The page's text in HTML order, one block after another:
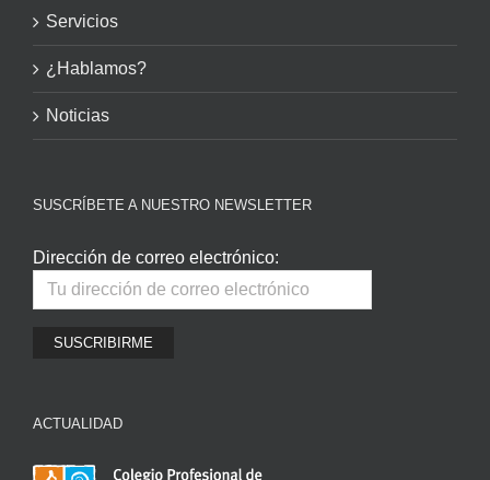
Servicios
¿Hablamos?
Noticias
SUSCRÍBETE A NUESTRO NEWSLETTER
Dirección de correo electrónico:
ACTUALIDAD